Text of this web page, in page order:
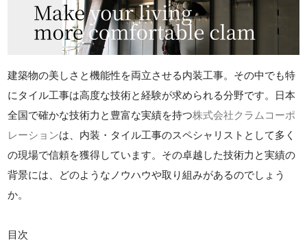
建築物の美しさと機能性を両立させる内装工事。その中でも特
にタイル工事は高度な技術と経験が求められる分野です。日本
全国で確かな技術力と豊富な実績を持つ株式会社クラムコーポ
レーションは、内装・タイル工事のスペシャリストとして多く
の現場で信頼を獲得しています。その卓越した技術力と実績の
背景には、どのようなノウハウや取り組みがあるのでしょう
か。
目次